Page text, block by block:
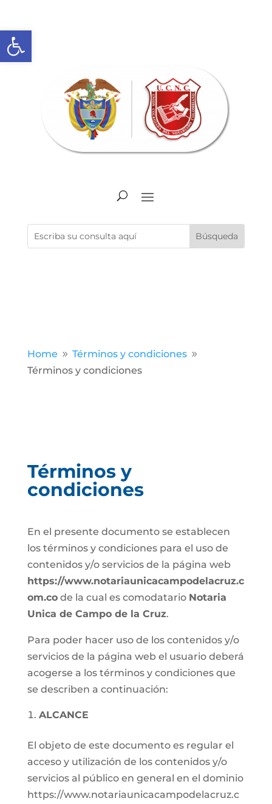
Abrir barra de herramientas
Home 9 Términos y condiciones 9
Términos y condiciones
Términos y
condiciones
En el presente documento se establecen
los términos y condiciones para el uso de
contenidos y/o servicios de la página web
https://www.notariaunicacampodelacruz.c
om.code la cual es comodatario Notaria
Unica de Campo de la Cruz.
Para poder hacer uso de los contenidos y/o
servicios de la página web el usuario deberá
acogerse a los términos y condiciones que
se describen a continuación:
ALCANCE
El objeto de este documento es regular el
acceso y utilización de los contenidos y/o
servicios al público en general en el dominio
https://www.notariaunicacampodelacruz.c